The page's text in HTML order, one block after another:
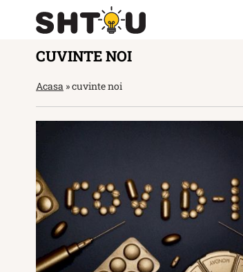
CUVINTE NOI
Acasa »cuvinte noi